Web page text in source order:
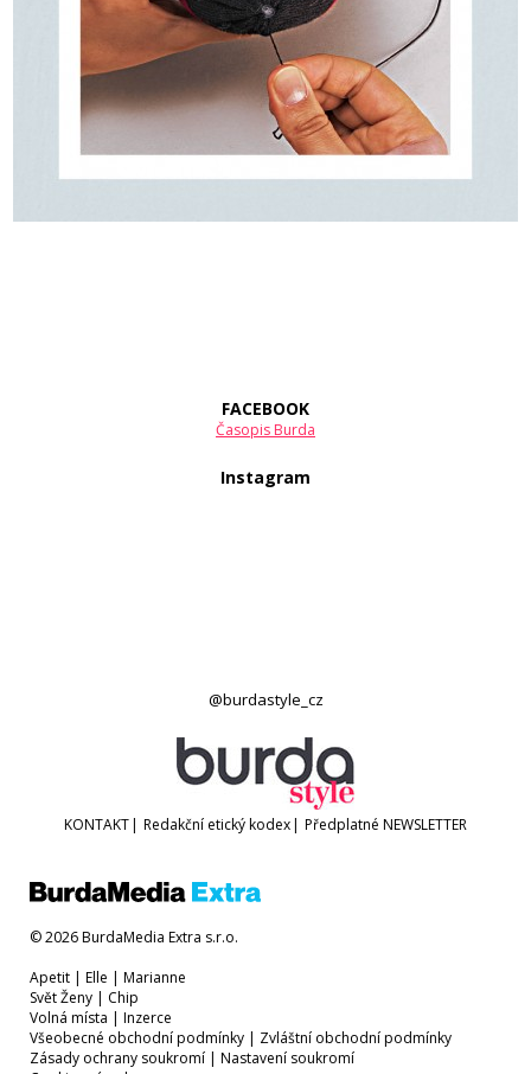
FACEBOOK
Časopis Burda
Instagram
@burdastyle_cz
KONTAKT| Redakční etický kodex| Předplatné NEWSLETTER
© 2026 BurdaMedia Extra s.r.o.
Apetit | Elle | Marianne
Svět Ženy | Chip
Volná místa | Inzerce
Všeobecné obchodní podmínky | Zvláštní obchodní podmínky
Zásady ochrany soukromí | Nastavení soukromí